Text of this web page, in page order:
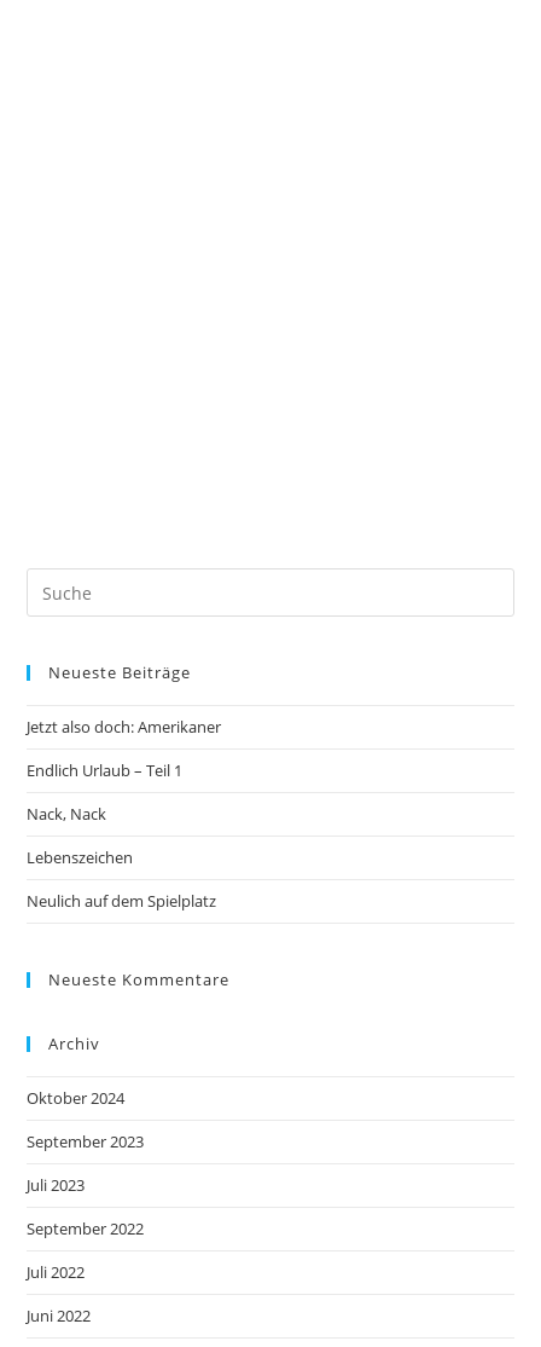
Neueste Beiträge
Jetzt also doch: Amerikaner
Endlich Urlaub – Teil 1
Nack, Nack
Lebenszeichen
Neulich auf dem Spielplatz
Neueste Kommentare
Archiv
Oktober 2024
September 2023
Juli 2023
September 2022
Juli 2022
Juni 2022